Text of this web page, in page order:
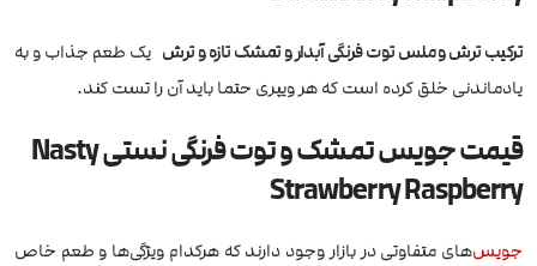
ترکیب ترش و ملس توت فرنگی آبدار و تمشک تازه و ترش یک طعم جذاب و به
یادماندنی خلق کرده است که هر ویپری حتما باید آن را تست کند.
قیمت جویس تمشک و توت فرنگی نستی Nasty
Strawberry Raspberry
جویس‌های متفاوتی در بازار وجود دارند که هرکدام ویژگی‌ها و طعم خاص